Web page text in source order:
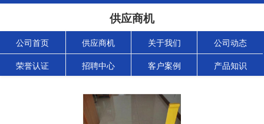
供应商机
公司首页 供应商机 关于我们 公司动态
荣誉认证 招聘中心 客户案例 产品知识